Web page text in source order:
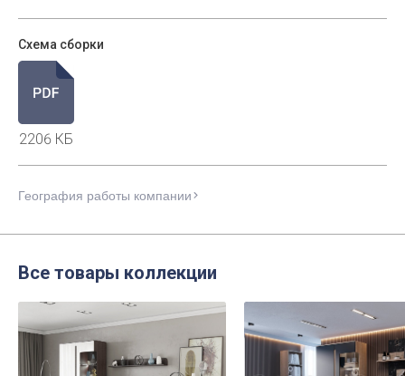
Схема сборки
2206 КБ
География работы компании
Все товары коллекции